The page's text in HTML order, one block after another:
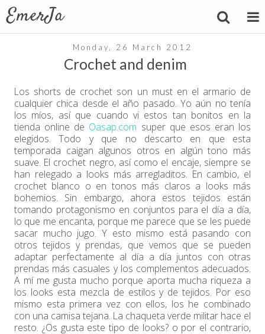
Monday, 26 March 2012
Crochet and denim
Los shorts de crochet son un must en el armario de
cualquier chica desde el año pasado. Yo aún no tenía
los míos, así que cuando vi estos tan bonitos en la
tienda online de Oasap.com super que esos eran los
elegidos. Todo y que no descarto en que esta
temporada caigan algunos otros en algún tono más
suave. El crochet negro, así como el encaje, siempre se
han relegado a looks más arregladitos. En cambio, el
crochet blanco o en tonos más claros a looks más
bohemios. Sin embargo, ahora estos tejidos están
tomando protagonismo en conjuntos para el día a día,
lo que me encanta, porque me parece que se les puede
sacar mucho jugo. Y esto mismo está pasando con
otros tejidos y prendas, que vemos que se pueden
adaptar perfectamente al día a día juntos con otras
prendas más casuales y los complementos adecuados.
A mí me gusta mucho porque aporta mucha riqueza a
los looks esta mezcla de estilos y de tejidos. Por eso
mismo esta primera vez con ellos, los he combinado
con una camisa tejana. La chaqueta verde militar hace el
resto. ¿Os gusta este tipo de looks? o por el contrario,